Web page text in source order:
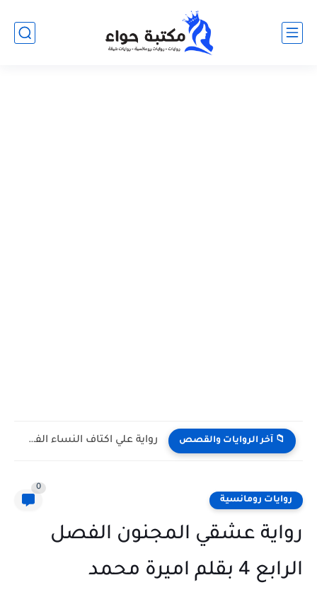
📁 آخر الروايات والقصص رواية علي اكتاف النساء الفصل الحادي عشر 11 بقلم ناديه...
روايات رومانسية
0
رواية عشقي المجنون الفصل
الرابع 4 بقلم اميرة محمد